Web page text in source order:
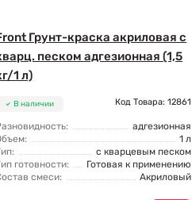
Грунт-краска акриловая с
песком адгезионная (1,5
1 л)
В наличии Код Товара: 12861
адгезионная
1 л
с кварцевым песком
готовности:
Готовая к применению
смеси:
Акриловый